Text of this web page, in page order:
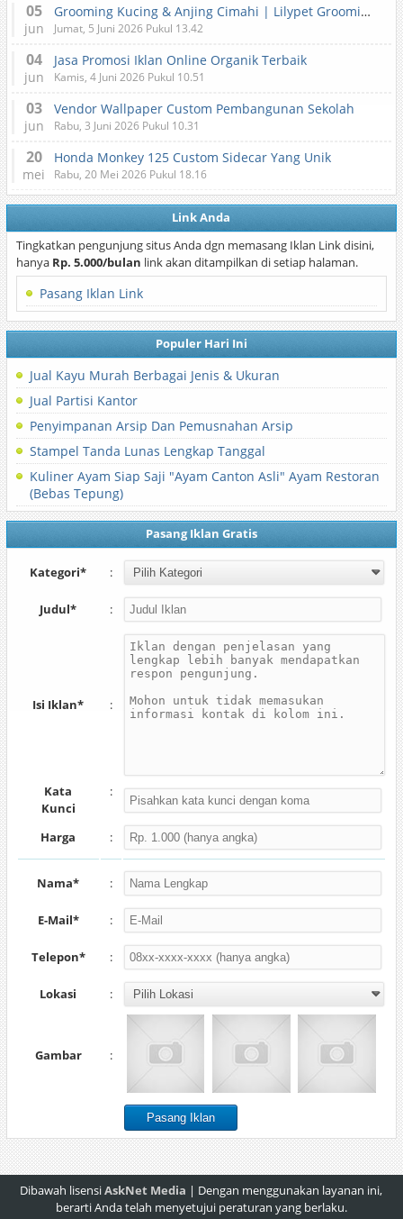
05
jun
Grooming Kucing & Anjing Cimahi | Lilypet Grooming & Pet Hotel
Jumat, 5 Juni 2026 Pukul 13.42
04
jun
Jasa Promosi Iklan Online Organik Terbaik
Kamis, 4 Juni 2026 Pukul 10.51
03
jun
Vendor Wallpaper Custom Pembangunan Sekolah
Rabu, 3 Juni 2026 Pukul 10.31
20
mei
Honda Monkey 125 Custom Sidecar Yang Unik
Rabu, 20 Mei 2026 Pukul 18.16
Link Anda
Tingkatkan pengunjung situs Anda dgn memasang Iklan Link disini,
hanya Rp. 5.000/bulan link akan ditampilkan di setiap halaman.
Pasang Iklan Link
Populer Hari Ini
Jual Kayu Murah Berbagai Jenis & Ukuran
Jual Partisi Kantor
Penyimpanan Arsip Dan Pemusnahan Arsip
Stampel Tanda Lunas Lengkap Tanggal
Kuliner Ayam Siap Saji "Ayam Canton Asli" Ayam Restoran
(Bebas Tepung)
Pasang Iklan Gratis
Kategori* :
Judul* :
Isi Iklan* :
Kata
Kunci
:
Harga :
Nama* :
E-Mail* :
Telepon* :
Lokasi :
Gambar :
Dibawah lisensiAskNet Media | Dengan menggunakan layanan ini,
berarti Anda telah menyetujui peraturan yang berlaku.